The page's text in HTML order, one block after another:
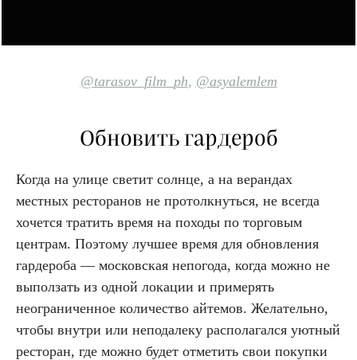
@tarasov_film_ph, @asyalemlem
Обновить гардероб
Когда на улице светит солнце, а на верандах
местных ресторанов не протолкнуться, не всегда
хочется тратить время на походы по торговым
центрам. Поэтому лучшее время для обновления
гардероба — московская непогода, когда можно не
выползать из одной локации и примерять
неограниченное количество айтемов. Желательно,
чтобы внутри или неподалеку располагался уютный
ресторан, где можно будет отметить свои покупки